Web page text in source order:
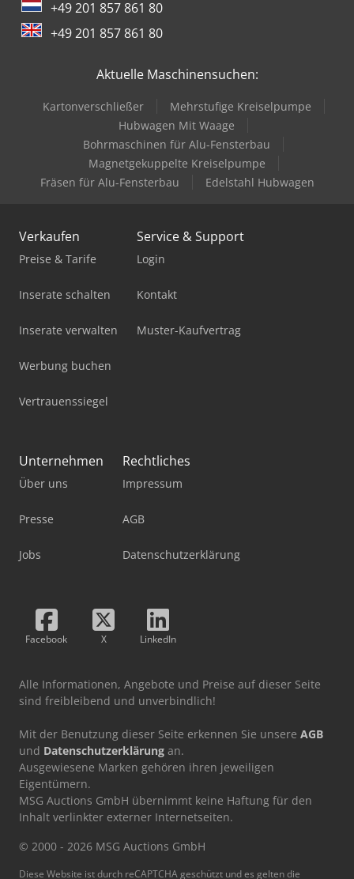
+49 201 857 861 80
+49 201 857 861 80
Aktuelle Maschinensuchen:
Kartonverschließer
Mehrstufige Kreiselpumpe
Hubwagen Mit Waage
Bohrmaschinen für Alu-Fensterbau
Magnetgekuppelte Kreiselpumpe
Fräsen für Alu-Fensterbau
Edelstahl Hubwagen
Verkaufen
Preise & Tarife
Inserate schalten
Inserate verwalten
Werbung buchen
Vertrauenssiegel
Service & Support
Login
Kontakt
Muster-Kaufvertrag
Unternehmen
Über uns
Presse
Jobs
Rechtliches
Impressum
AGB
Datenschutzerklärung
Facebook X LinkedIn
Alle Informationen, Angebote und Preise auf dieser Seite
sind freibleibend und unverbindlich!
Mit der Benutzung dieser Seite erkennen Sie unsere AGB
und Datenschutzerklärung an.
Ausgewiesene Marken gehören ihren jeweiligen
Eigentümern.
MSG Auctions GmbH übernimmt keine Haftung für den
Inhalt verlinkter externer Internetseiten.
© 2000 - 2026 MSG Auctions GmbH
Diese Website ist durch reCAPTCHA geschützt und es gelten die